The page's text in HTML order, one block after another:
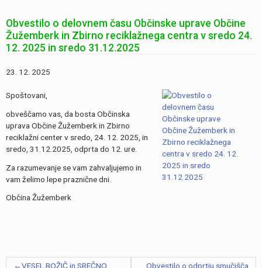
Obvestilo o delovnem času Občinske uprave Občine
Žužemberk in Zbirno reciklažnega centra v sredo 24.
12. 2025 in sredo 31.12.2025
23. 12. 2025
Spoštovani,
obveščamo vas, da bosta Občinska
uprava Občine Žužemberk in Zbirno
reciklažni center v sredo, 24. 12. 2025, in
sredo, 31.12.2025, odprta do 12. ure.
Za razumevanje se vam zahvaljujemo in
vam želimo lepe praznične dni.
Občina Žužemberk
Navigacija
VESEL BOŽIČ in SREČNO
Obvestilo o odprtju smučišča